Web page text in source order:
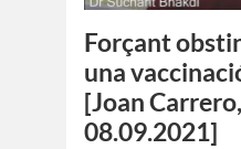
Forçant
una
[Joan Carrero,
08.09.2021]